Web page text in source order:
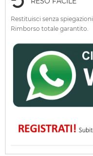
Restituisci senza spiegazioni.
Rimborso totale garantito.